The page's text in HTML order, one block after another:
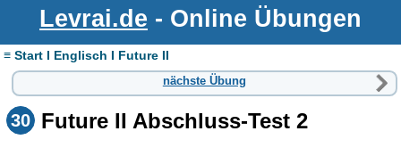
Levrai.de - Online Übungen
≡ Start I Englisch I Future II
nächste Übung
30 Future II Abschluss-Test 2